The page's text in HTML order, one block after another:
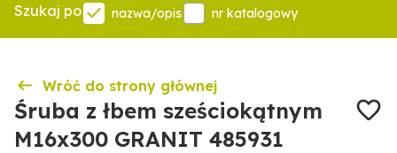
Szukaj po nazwa/opis nr katalogowy
Wróć do strony głównej
Śruba z łbem sześciokątnym
M16x300 GRANIT 485931